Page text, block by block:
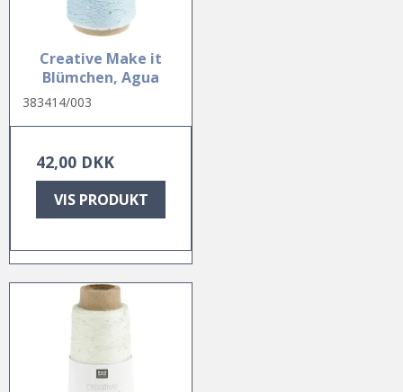
Creative Make it
Blümchen, Agua
383414/003
42,00 DKK
VIS PRODUKT